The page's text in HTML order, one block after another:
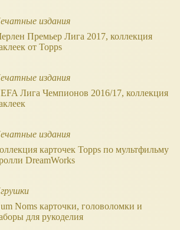
издания
Премьер Лига 2017, коллекция
от Topps
издания
Лига Чемпионов 2016/17, коллекция
издания
карточек Topps по мультфильму
DreamWorks
Noms карточки, головоломки и
для рукоделия